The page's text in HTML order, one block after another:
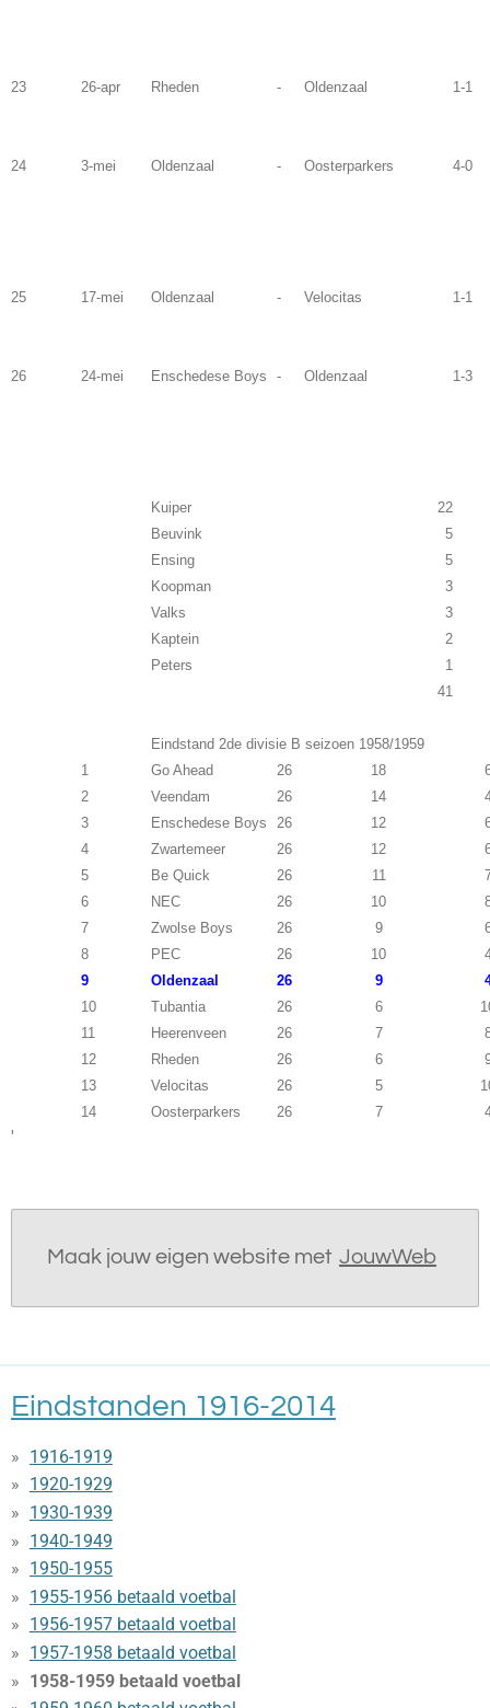
23 26-apr Rheden - Oldenzaal 1-1
24 3-mei Oldenzaal - Oosterparkers 4-0
25 17-mei Oldenzaal - Velocitas 1-1
26 24-mei Enschedese Boys - Oldenzaal 1-3
Kuiper
22
Beuvink
5
Ensing
5
Koopman
3
Valks
3
Kaptein
2
Peters
1
41
Eindstand 2de divisie B seizoen 1958/1959
1
Go Ahead 26 18
2
Veendam 26 14
3
Enschedese Boys 26 12
4
Zwartemeer 26 12
5
Be Quick 26 11
6
NEC 26 10
7
Zwolse Boys 26 9
8
PEC 26 10
9
Oldenzaal 26 9
10
Tubantia 26 6
11
Heerenveen 26 7
12
Rheden 26 6
13
Velocitas 26 5
14
Oosterparkers 26 7
'
Maak jouw eigen website met JouwWeb
Eindstanden 1916-2014
1916-1919
1920-1929
1930-1939
1940-1949
1950-1955
1955-1956 betaald voetbal
1956-1957 betaald voetbal
1957-1958 betaald voetbal
1958-1959 betaald voetbal